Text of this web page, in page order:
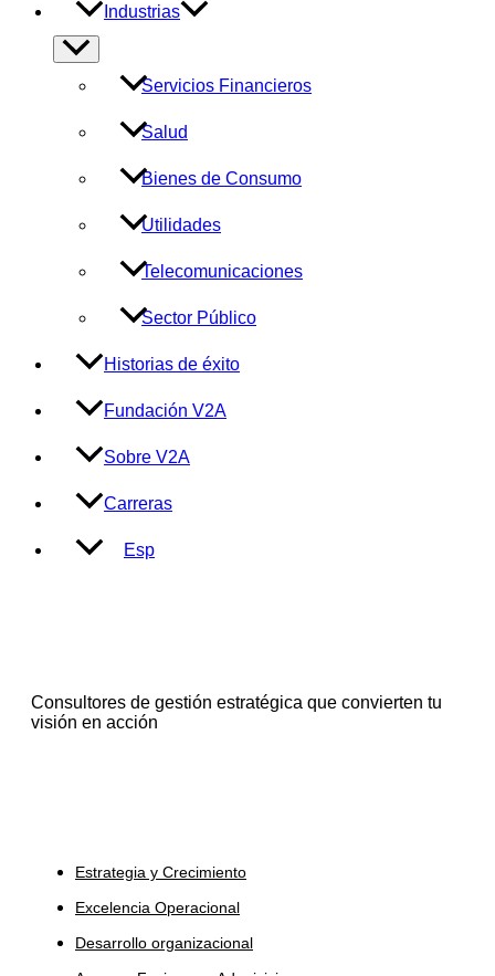
Industrias
Alternar
menú
Servicios Financieros
Salud
Bienes de Consumo
Utilidades
Telecomunicaciones
Sector Público
Historias de éxito
Fundación V2A
Sobre V2A
Carreras
Esp
Consultores de gestión estratégica que convierten tu
visión en acción
Estrategia y Crecimiento
Excelencia Operacional
Desarrollo organizacional